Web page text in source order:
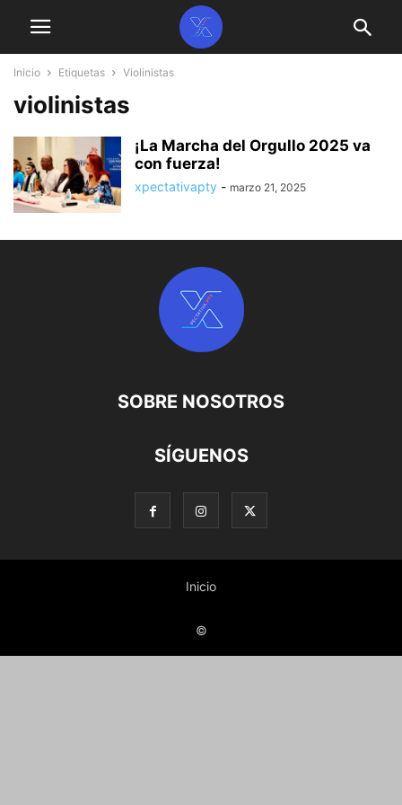
Inicio Etiquetas Violinistas
violinistas
¡La Marcha del Orgullo 2025 va
con fuerza!
xpectativapty - marzo 21, 2025
SOBRE NOSOTROS
SÍGUENOS
Inicio
©